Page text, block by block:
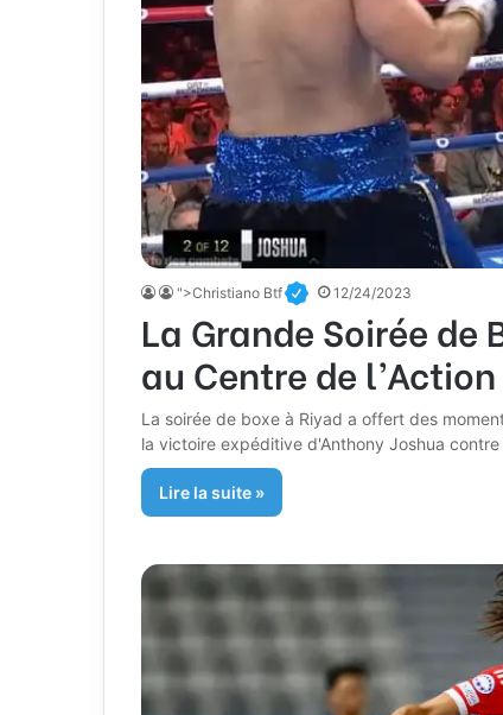
">Christiano Btf 12/24/2023
La Grande Soirée de
au Centre de l’Action
La soirée de boxe à Riyad a offert des
la victoire expéditive d'Anthony Joshua contre
Lire la suite »